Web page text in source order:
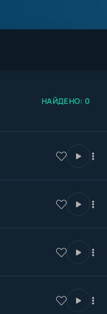
НАЙДЕНО: 0